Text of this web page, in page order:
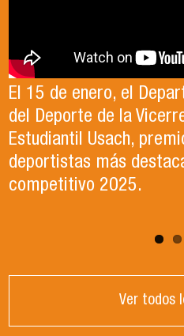
El 15 de enero, el
del Deporte de la
Estudiantil Usach,
deportistas más
competitivo 2025.
En este segundo
Proyecto Ludo
profesor Claudio Farías
Pedagogía en
de Ciencias Médicas de
Te invitamos a revisar
candidato , el Dr. Celso
de Director de Escuela
Ver todos